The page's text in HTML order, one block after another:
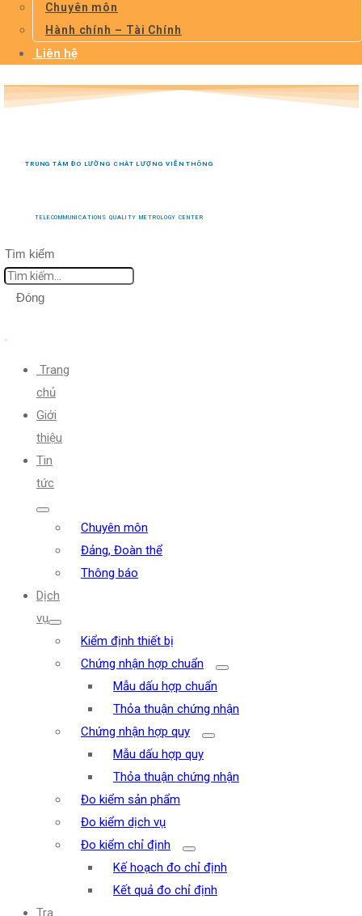
Chuyên môn
Hành chính – Tài Chính
Liên hệ
TRUNG TÂM ĐO LƯỜNG CHÂT LƯỢNG VIỄN THÔNG
TELECOMMUNICATIONS QUALITY METROLOGY CENTER
Tìm kiếm
Đóng
Trang
chủ
Giới
thiệu
Tin
tức
Chuyên môn
Đảng, Đoàn thể
Thông báo
Dịch
vụ
Kiểm định thiết bị
Chứng nhận hợp chuẩn
Mẫu dấu hợp chuẩn
Thỏa thuận chứng nhận
Chứng nhận hợp quy
Mẫu dấu hợp quy
Thỏa thuận chứng nhận
Đo kiểm sản phẩm
Đo kiểm dịch vụ
Đo kiểm chỉ định
Kế hoạch đo chỉ định
Kết quả đo chỉ định
Tra